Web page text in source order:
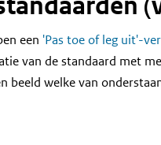
een 'Pas toe of leg uit'-
van de standaard met
beeld welke van